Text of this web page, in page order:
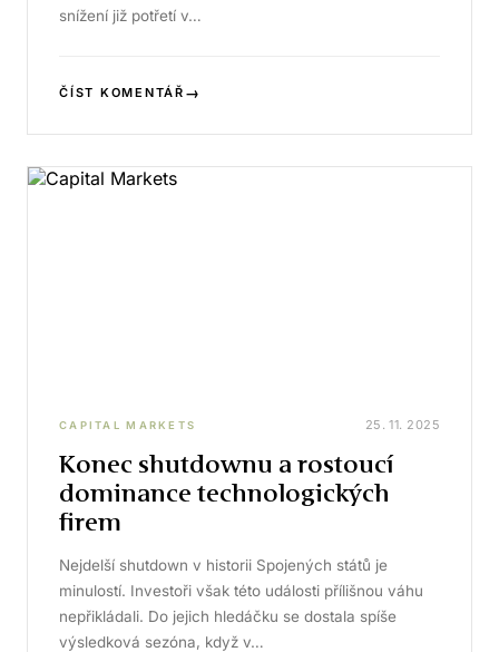
snížení již potřetí v…
ČÍST KOMENTÁŘ →
CAPITAL MARKETS 25. 11. 2025
Konec shutdownu a rostoucí
dominance technologických
firem
Nejdelší shutdown v historii Spojených států je
minulostí. Investoři však této události přílišnou váhu
nepřikládali. Do jejich hledáčku se dostala spíše
výsledková sezóna, když v…